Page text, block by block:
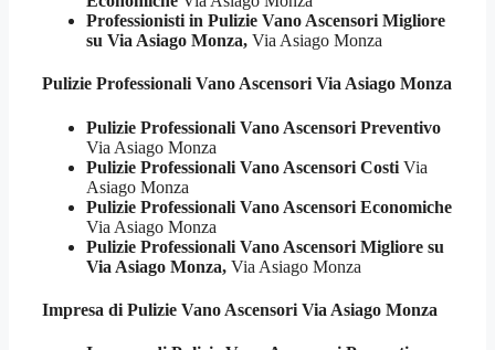
Professionisti in Pulizie Vano Ascensori Migliore
su Via Asiago Monza, Via Asiago Monza
Pulizie ProfessionaliVano Ascensori Via Asiago Monza
Pulizie Professionali Vano Ascensori Preventivo
Via Asiago Monza
Pulizie Professionali Vano Ascensori Costi Via
Asiago Monza
Pulizie Professionali Vano Ascensori Economiche
Via Asiago Monza
Pulizie Professionali Vano Ascensori Migliore su
Via Asiago Monza, Via Asiago Monza
Impresa di Pulizie Vano Ascensori Via Asiago Monza